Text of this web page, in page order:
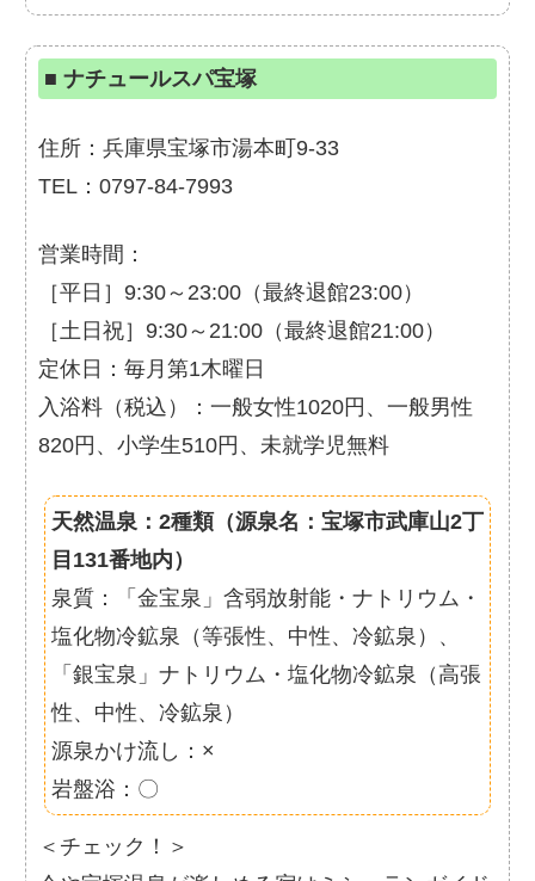
■ ナチュールスパ宝塚
住所：兵庫県宝塚市湯本町9-33
TEL：0797-84-7993
営業時間：
［平日］9:30～23:00（最終退館23:00）
［土日祝］9:30～21:00（最終退館21:00）
定休日：毎月第1木曜日
入浴料（税込）：一般女性1020円、一般男性
820円、小学生510円、未就学児無料
天然温泉：2種類（源泉名：宝塚市武庫山2丁
目131番地内）
泉質：「金宝泉」含弱放射能・ナトリウム・
塩化物冷鉱泉（等張性、中性、冷鉱泉）、
「銀宝泉」ナトリウム・塩化物冷鉱泉（高張
性、中性、冷鉱泉）
源泉かけ流し：×
岩盤浴：〇
＜チェック！＞